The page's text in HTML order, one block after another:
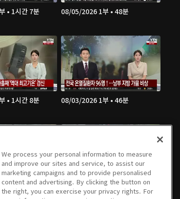
• 1시간 7분 08/05/2026 1부 • 48분
• 1시간 8분 08/03/2026 1부 • 46분
• 52분 08/01/2026 1부 • 52분
We process your personal information to measure
and improve our sites and service, to assist our
marketing campaigns and to provide personalised
content and advertising. By clicking the button on
the right, you can exercise your privacy rights. For